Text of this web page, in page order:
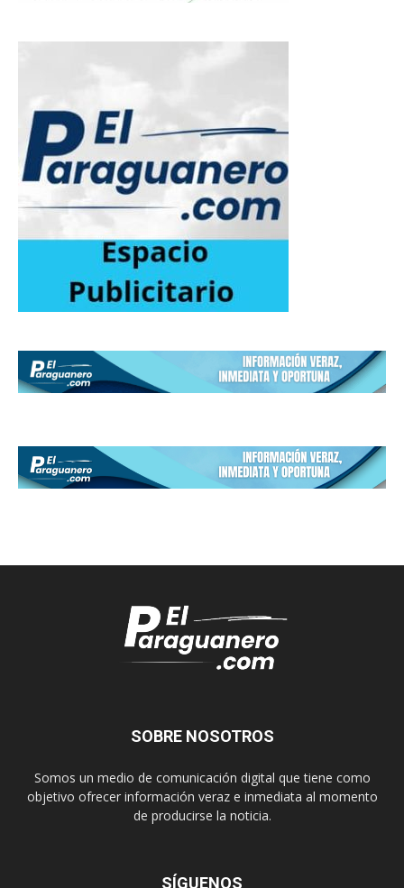
SOBRE NOSOTROS
Somos un medio de comunicación digital que tiene como
objetivo ofrecer información veraz e inmediata al momento
de producirse la noticia.
SÍGUENOS